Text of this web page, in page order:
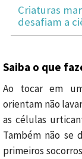
Criaturas
desafiam a
Saiba o que
Ao tocar em
orientam não
as células
Também não se
primeiros